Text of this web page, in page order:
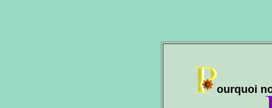
ourquoi